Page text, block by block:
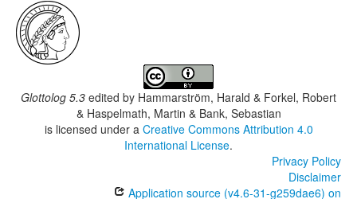
Glottolog 5.3 edited by Hammarström, Harald & Forkel, Robert
& Haspelmath, Martin & Bank, Sebastian
is licensed under a Creative Commons Attribution 4.0
International License.
Privacy Policy
Disclaimer
Application source (v4.6-31-g259dae6) on